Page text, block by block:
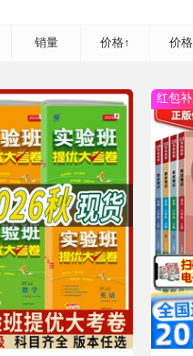
销量 价格↑ 价
红包